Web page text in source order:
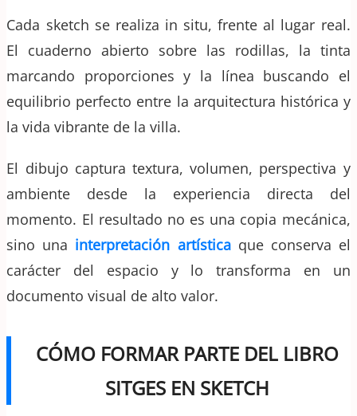
Cada sketch se realiza in situ, frente al lugar real.
El cuaderno abierto sobre las rodillas, la tinta
marcando proporciones y la línea buscando el
equilibrio perfecto entre la arquitectura histórica y
la vida vibrante de la villa.
El dibujo captura textura, volumen, perspectiva y
ambiente desde la experiencia directa del
momento. El resultado no es una copia mecánica,
sino una interpretación artísticaque conserva el
carácter del espacio y lo transforma en un
documento visual de alto valor.
CÓMO FORMAR PARTE DEL LIBRO
SITGES EN SKETCH